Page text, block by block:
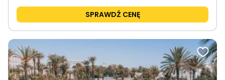
SPRAWDŹ CENĘ